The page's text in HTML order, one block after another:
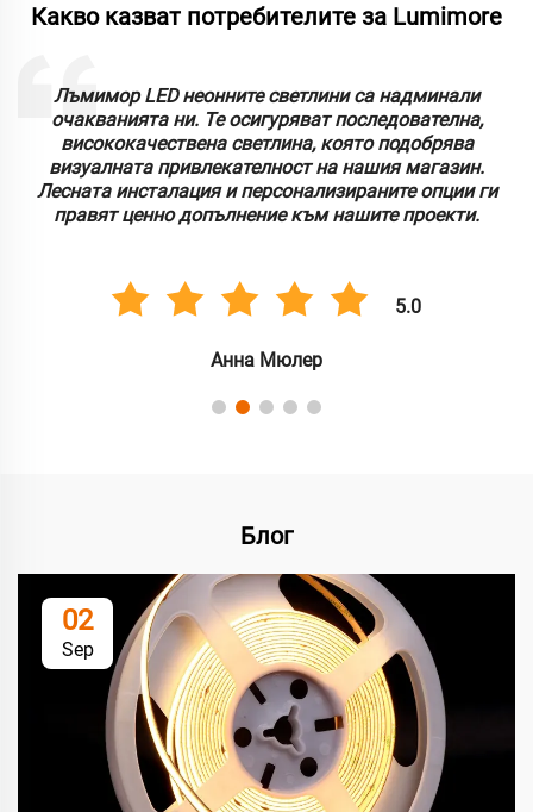
Какво казват потребителите за Lumimore
Лъмимор LED неонните светлини са надминали
очакванията ни. Те осигуряват последователна,
висококачествена светлина, която подобрява
визуалната привлекателност на нашия магазин.
Лесната инсталация и персонализираните опции ги
правят ценно допълнение към нашите проекти.
5.0
Анна Мюлер
Блог
02
Sep